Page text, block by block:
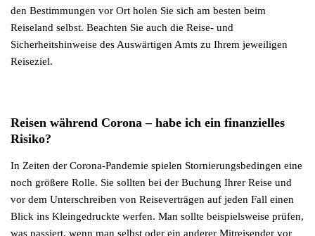
den Bestimmungen vor Ort holen Sie sich am besten beim
Reiseland selbst. Beachten Sie auch die Reise- und
Sicherheitshinweise des Auswärtigen Amts zu Ihrem jeweiligen
Reiseziel.
Reisen während Corona – habe ich ein finanzielles
Risiko?
In Zeiten der Corona-Pandemie spielen Stornierungsbedingen eine
noch größere Rolle. Sie sollten bei der Buchung Ihrer Reise und
vor dem Unterschreiben von Reiseverträgen auf jeden Fall einen
Blick ins Kleingedruckte werfen. Man sollte beispielsweise prüfen,
was passiert, wenn man selbst oder ein anderer Mitreisender vor